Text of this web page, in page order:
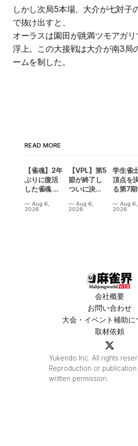
しかし次局5本場、大介が七対子
で抜け出すと、
オーラスは園田が跳満ツモアガ
浮上。この大接戦は大介が南3局
ームを制した。
READ MORE
【雀魂】2年
ぶりに復活
した雀魂 企
予選出場企
Aug 6,
2026
【VPL】第5
節が終了し
ついに決勝
決定！Bリ
Aug 6,
2026
学生雀
頂点を
る第7期
場は3人
Aug 6,
2026
会社概要
お問い合わせ
大会・イベント補助に
取材依頼
Yukendo Inc. All rights
Reproduction or
written permission.